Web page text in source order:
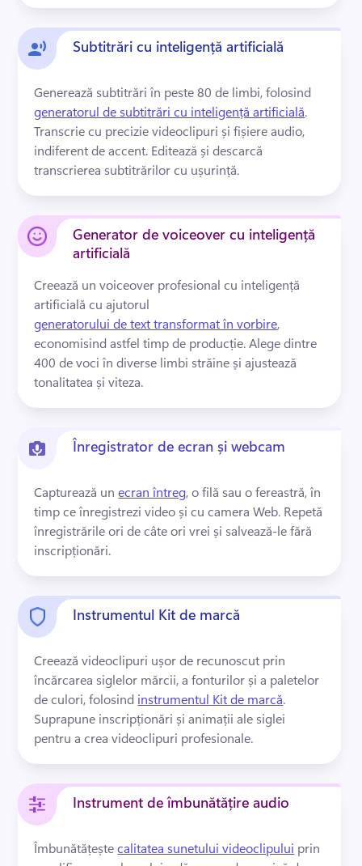
Subtitrări cu inteligență artificială
Generează subtitrări în peste 80 de limbi, folosind
generatorul de subtitrări cu inteligență artificială
Transcrie cu precizie videoclipuri și fișiere audio,
indiferent de accent. Editează și descarcă
transcrierea subtitrărilor cu ușurință.
Generator de voiceover cu inteligență
artificială
Creează un voiceover profesional cu inteligență
artificială cu ajutorul
generatorului de text transformat în vorbire,
economisind astfel timp de producție. Alege dintre
400 de voci în diverse limbi străine și ajustează
tonalitatea și viteza.
Înregistrator de ecran și webcam
Capturează un ecran întreg, o filă sau o fereastră, în
timp ce înregistrezi video și cu camera Web. Repetă
înregistrările ori de câte ori vrei și salvează-le fără
inscripționări.
Instrumentul Kit de marcă
Creează videoclipuri ușor de recunoscut prin
încărcarea siglelor mărcii, a fonturilor și a paletelor
de culori, folosind instrumentul Kit de marcă
Suprapune inscripționări și animații ale siglei
pentru a crea videoclipuri profesionale.
Instrument de îmbunătățire audio
Îmbunătățește calitatea sunetului videoclipului prin